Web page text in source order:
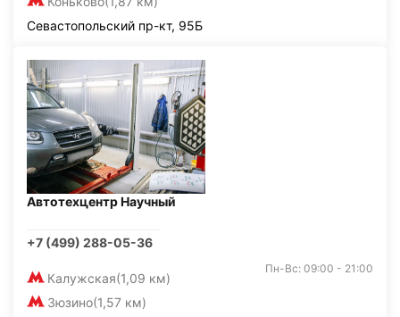
Севастопольский пр-кт, 95Б
Автотехцентр Научный
+7 (499) 288-05-36
Калужская(1,09 км)
Зюзино(1,57 км)
Пн-Вс: 09:00 - 21:00